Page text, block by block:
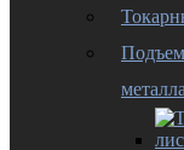
металла